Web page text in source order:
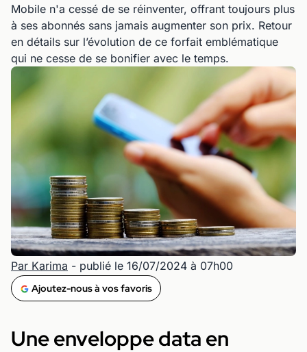
Mobile n'a cessé de se réinventer, offrant toujours plus
à ses abonnés sans jamais augmenter son prix. Retour
en détails sur l’évolution de ce forfait emblématique
qui ne cesse de se bonifier avec le temps.
Par Karima - publié le 16/07/2024 à 07h00
Ajoutez-nous à vos favoris
Une enveloppe data en